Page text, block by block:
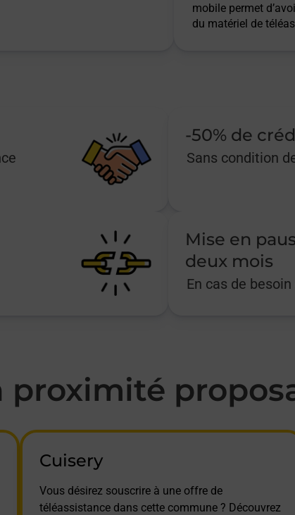
mobile permet
du matériel de
-50% de
Sans condition
Mise en
deux mois
En cas de
proximité
Cuisery
Vous désirez souscrire à une offre de
téléassistance dans cette commune ? Découvrez